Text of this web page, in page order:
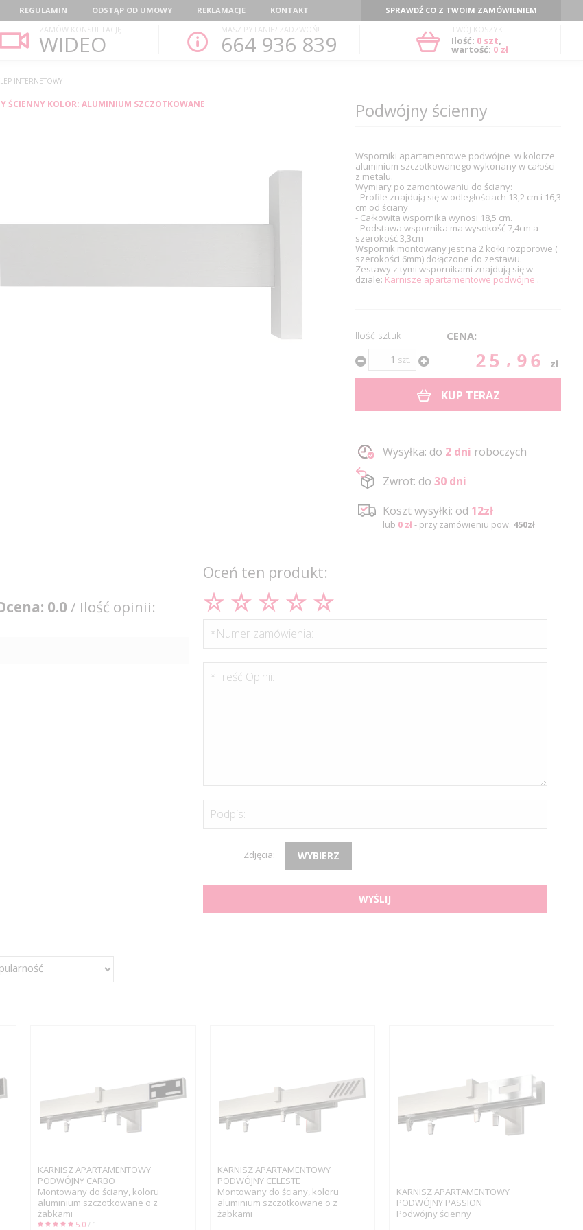
REGULAMIN ODSTĄP OD UMOWY REKLAMACJE KONTAKT
SPRAWDŹ CO Z TWOIM ZAMÓWIENIEM
ZAMÓW KONSULTACJĘ
WIDEO
MASZ PYTANIE? ZADZWOŃ!
664 936 839
TWÓJ KOSZYK
Ilość: 0szt,
wartość: 0 zł
INTERNETOWY
ŚCIENNY KOLOR: ALUMINIUM SZCZOTKOWANE Podwójny ścienny
Wsporniki apartamentowe podwójne w kolorze
aluminium szczotkowanego wykonany w całości
z metalu.
Wymiary po zamontowaniu do ściany:
- Profile znajdują się w odległościach 13,2 cm i 16,3
cm od ściany
- Całkowita wspornika wynosi 18,5 cm.
- Podstawa wspornika ma wysokość 7,4cm a
szerokość 3,3cm
Wspornik montowany jest na 2 kołki rozporowe (
szerokości 6mm) dołączone do zestawu.
Zestawy z tymi wspornikami znajdują się w
dziale: Karnisze apartamentowe podwójne .
Ilość sztuk
szt.
CENA:
25.96 zł
KUP TERAZ
Wysyłka: do 2 dni roboczych
Zwrot: do 30 dni
Koszt wysyłki: od 12zł
lub 0 zł- przy zamówieniu pow. 450zł
0.0 / Ilość opinii:
Oceń ten produkt:
*Numer zamówienia:
*Treść Opinii:
Podpis:
Zdjęcia: WYBIERZ
WYŚLIJ
KARNISZ APARTAMENTOWY
PODWÓJNY CARBO
Montowany do ściany, koloru
aluminium szczotkowane o z
żabkami
5.0 / 1
KARNISZ APARTAMENTOWY
PODWÓJNY CELESTE
Montowany do ściany, koloru
aluminium szczotkowane o z
żabkami
KARNISZ APARTAMENTOWY
PODWÓJNY PASSION
Podwójny ścienny